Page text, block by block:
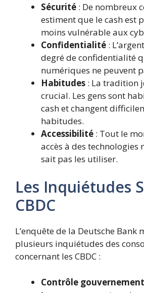
Sécurité : De nombreux
estiment que le cash est
moins vulnérable aux
Confidentialité :
degré de confidentialité
numériques ne peuvent
Habitudes : La tradition
crucial. Les gens sont
cash et changent
habitudes.
Accessibilité : Tout le
accès à des technologies
sait pas les utiliser.
Les Inquiétudes
CBDC
L’enquête de la Deutsche Bank
plusieurs inquiétudes des
concernant les CBDC :
Contrôle